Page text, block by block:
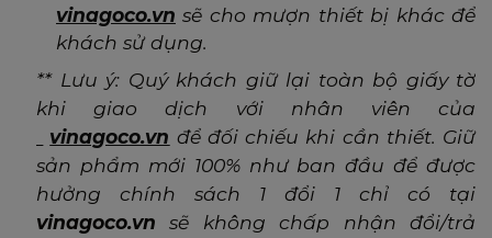
vinagoco.vn sẽ cho mượn thiết bị khác để
khách sử dụng.
** Lưu ý: Quý khách giữ lại toàn bộ giấy tờ
khi giao dịch với nhân viên của
vinagoco.vn để đối chiếu khi cần thiết. Giữ
sản phẩm mới 100% như ban đầu để được
hưởng chính sách 1 đổi 1 chỉ có tại
vinagoco.vnsẽ không chấp nhận đổi/trả